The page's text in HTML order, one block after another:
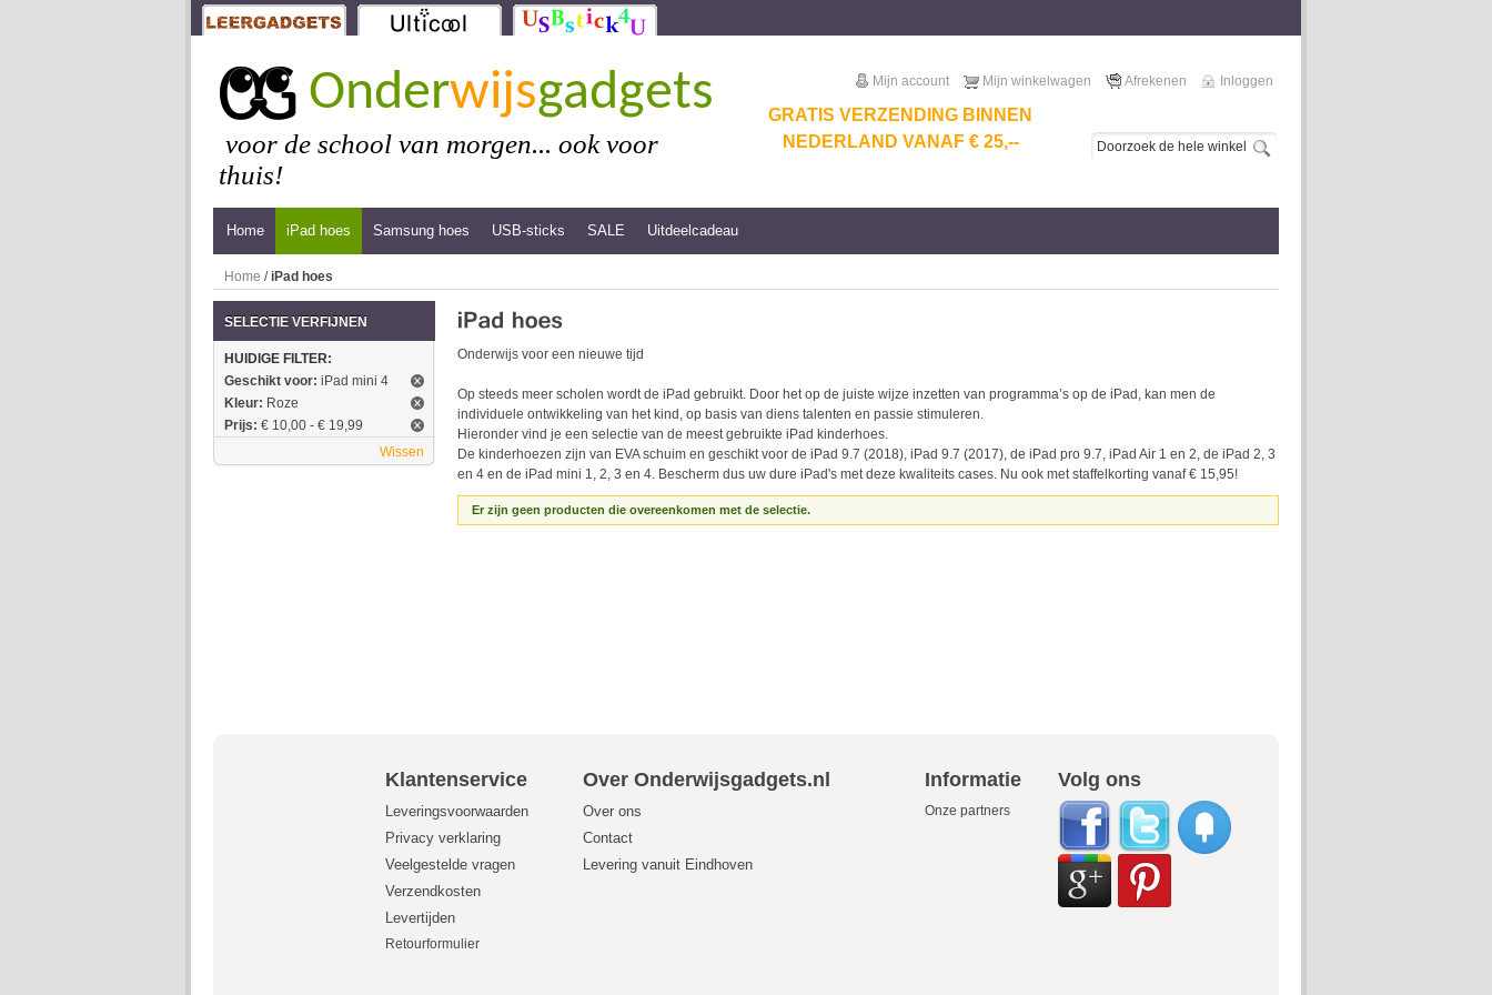
Onderwijsgadgets
voor de school van morgen... ook voor
thuis!
GRATIS VERZENDING BINNEN
NEDERLAND VANAF € 25,--
Mijn account Mijn winkelwagen Afrekenen Inloggen
Home iPad hoes Samsung hoes USB-sticks SALE Uitdeelcadeau
Home /iPad hoes
Onderwijs voor een nieuwe tijd
Op steeds meer scholen wordt de iPad gebruikt. Door het op de juiste wijze inzetten van programma’s op de iPad, kan men de
individuele ontwikkeling van het kind, op basis van diens talenten en passie stimuleren.
Hieronder vind je een selectie van de meest gebruikte iPad kinderhoes.
De kinderhoezen zijn van EVA schuim en geschikt voor de iPad 9.7 (2018), iPad 9.7 (2017), de iPad pro 9.7, iPad Air 1 en 2, de iPad 2, 3
en 4 en de iPad mini 1, 2, 3 en 4. Bescherm dus uw dure iPad's met deze kwaliteits cases. Nu ook met staffelkorting vanaf € 15,95!
Er zijn geen producten die overeenkomen met de selectie.
SELECTIE VERFIJNEN
HUIDIGE FILTER:
Geschikt voor: iPad mini 4
Kleur: Roze
Prijs: € 10,00 - € 19,99
Wissen
Klantenservice Over Onderwijsgadgets.nl Informatie Volg ons
Leveringsvoorwaarden Over ons Onze partners
Privacy verklaring
Contact
Veelgestelde vragen
Levering vanuit Eindhoven
Verzendkosten
Levertijden
Retourformulier